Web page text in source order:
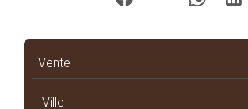
Vente
Ville